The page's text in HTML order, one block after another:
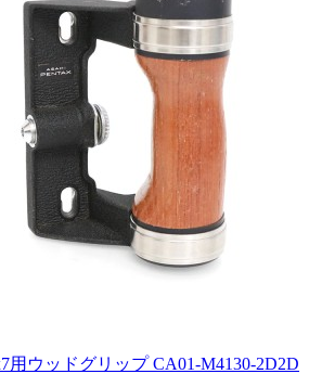
用ウッドグリップ CA01-M4130-2D2D